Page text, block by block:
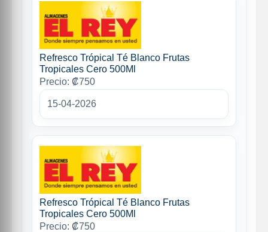
Refresco Trópical Té Blanco Frutas
Tropicales Cero 500Ml
Precio: ₡750
15-04-2026
Refresco Trópical Té Blanco Frutas
Tropicales Cero 500Ml
Precio: ₡750